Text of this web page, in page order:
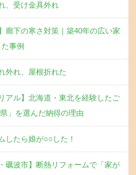
、受け金具外れ
廊下の寒さ対策｜築40年の広い家
た事例
外れ、屋根折れた
アル】北海道・東北を経験したご
」を選んだ納得の理由
したら娘が○○した！
礪波市】断熱リフォームで「家が